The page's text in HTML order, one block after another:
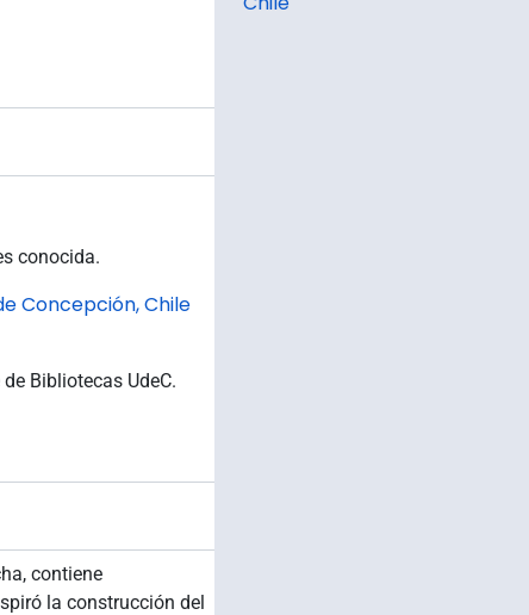
conocida.
Concepción, Chile
Bibliotecas UdeC.
contiene
la construcción del